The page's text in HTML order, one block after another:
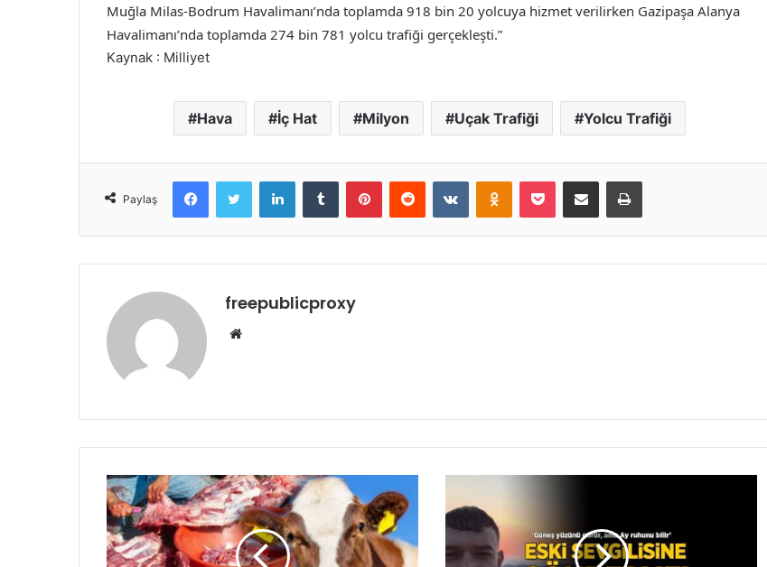
Muğla Milas-Bodrum Havalimanı’nda toplamda 918 bin 20 yolcuya hizmet verilirken Gazipaşa Alanya
Havalimanı’nda toplamda 274 bin 781 yolcu trafiği gerçekleşti.”
Kaynak : Milliyet
Hava İç Hat Milyon Uçak Trafiği Yolcu Trafiği
Paylaş
FacebookTwitter LinkedInTumblr PinterestReddit VKontakteOdnoklassniki
Pocket E-Posta ile paylaş Yazdır
freepublicproxy
Web